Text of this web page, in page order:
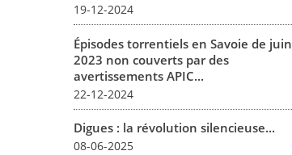
19-12-2024
Épisodes torrentiels en Savoie de juin
2023 non couverts par des
avertissements APIC...
22-12-2024
Digues : la révolution silencieuse...
08-06-2025